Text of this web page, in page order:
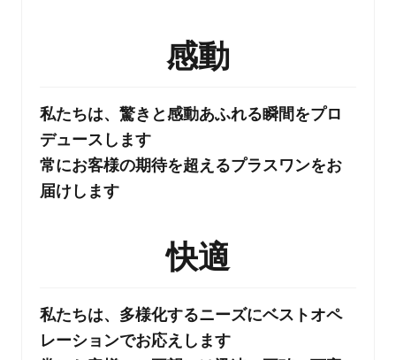
感動
私たちは、驚きと感動あふれる瞬間をプロ
デュースします
常にお客様の期待を超えるプラスワンをお
届けします
快適
私たちは、多様化するニーズにベストオペ
レーションでお応えします